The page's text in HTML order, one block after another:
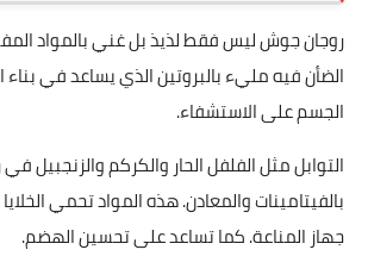
روجان جوش ليس فقط لذيذ بل غني بالمواد
الضأن فيه مليء بالبروتين الذي يساعد في
الجسم على الاستشفاء.
التوابل مثل الفلفل الحار والكركم والزنجبيل
بالفيتامينات والمعادن. هذه المواد تحمي
جهاز المناعة. كما تساعد على تحسين الهضم.